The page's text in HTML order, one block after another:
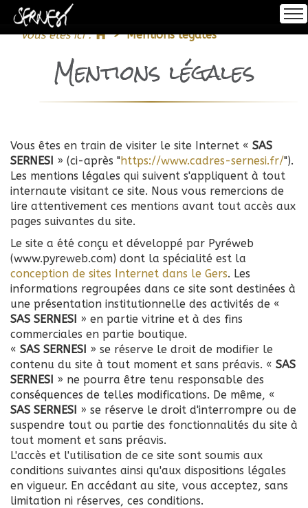
À propos
Encadrement
Impression
Notre Offre
Contact
sur
instagram
sur
Facebook
S'inscrire
Vous êtes ici : AccueilMentions légales
Mentions légales
Vous êtes en train de visiter le site Internet « SAS
SERNESI » (ci-après "https://www.cadres-sernesi.fr/").
Les mentions légales qui suivent s'appliquent à tout
internaute visitant ce site. Nous vous remercions de
lire attentivement ces mentions avant tout accès aux
pages suivantes du site.
Le site a été conçu et développé par Pyréweb
(www.pyreweb.com) dont la spécialité est la
conception de sites Internet dans le Gers. Les
informations regroupées dans ce site sont destinées à
une présentation institutionnelle des activités de «
SAS SERNESI » en partie vitrine et à des fins
commerciales en partie boutique.
« SAS SERNESI » se réserve le droit de modifier le
contenu du site à tout moment et sans préavis. « SAS
SERNESI » ne pourra être tenu responsable des
conséquences de telles modifications. De même, «
SAS SERNESI » se réserve le droit d'interrompre ou de
suspendre tout ou partie des fonctionnalités du site à
tout moment et sans préavis.
L'accès et l'utilisation de ce site sont soumis aux
conditions suivantes ainsi qu'aux dispositions légales
en vigueur. En accédant au site, vous acceptez, sans
limitation ni réserves, ces conditions.